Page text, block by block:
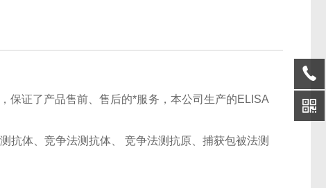
保证了产品售前、售后的*服务，本公司生产的ELISA
抗体、竞争法测抗体、 竞争法测抗原、捕获包被法测